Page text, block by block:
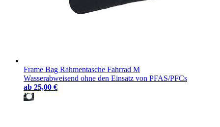
Frame Bag Rahmentasche Fahrrad M
Wasserabweisend ohne den Einsatz von PFAS/PFCs
ab 25,00 €